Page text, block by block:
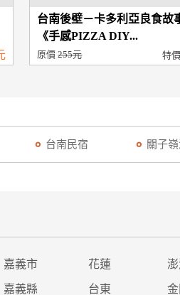
台南後壁－卡多利亞良食故
《手感PIZZA DIY...
原價255元 特
台南民宿 關子
嘉義市 花蓮 澎
嘉義縣 台東 金